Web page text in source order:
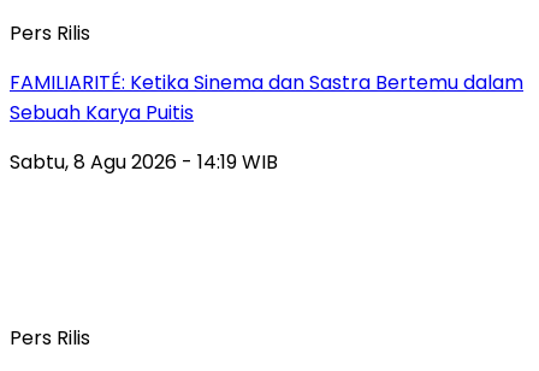
Pers Rilis
FAMILIARITÉ: Ketika Sinema dan Sastra Bertemu dalam
Sebuah Karya Puitis
Sabtu, 8 Agu 2026 - 14:19 WIB
Pers Rilis